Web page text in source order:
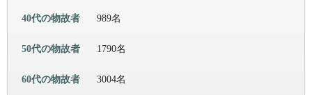
40代の物故者 989名
50代の物故者 1790名
60代の物故者 3004名